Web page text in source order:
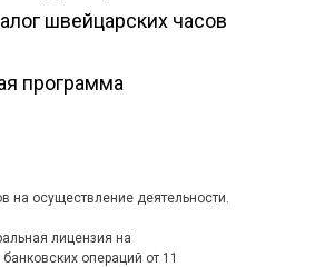
программа
швейцарских часов
на осуществление деятельности.
лицензия на
операций от 11